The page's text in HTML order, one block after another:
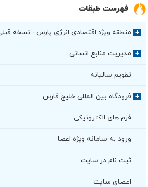
فهرست طبقات
+ منطقه ویژه اقتصادی انرژی پارس - نسخه قبلی
+ مدیریت منابع انسانی
تقویم سالیانه
+ فرودگاه بین المللی خلیج فارس
فرم های الکترونیکی
ورود به سامانه ویژه اعضا
ثبت نام در سایت
اعضای سایت